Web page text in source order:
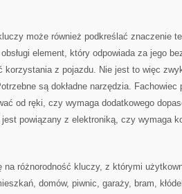
może również podkreślać znaczenie
element, który odpowiada za jego
korzystania z pojazdu. Nie jest to więc
są dokładne narzędzia.
od ręki, czy wymaga dodatkowego
powiązany z elektroniką, czy wymaga
na różnorodność kluczy, z którymi
domów, piwnic, garaży, bram,